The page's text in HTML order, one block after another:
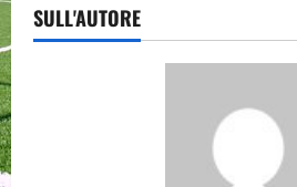
SULL'AUTORE